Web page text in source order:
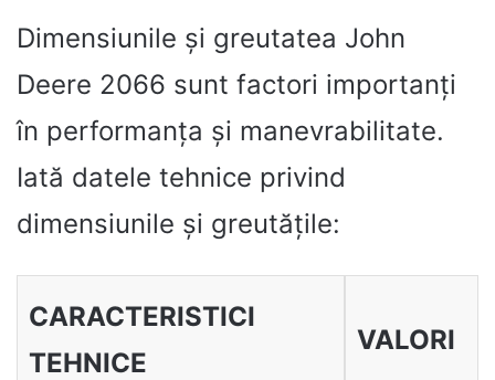
Dimensiunile și greutatea John
Deere 2066 sunt factori importanți
în performanța și manevrabilitate.
Iată datele tehnice privind
dimensiunile și greutățile:
CARACTERISTICI
TEHNICE
VALORI